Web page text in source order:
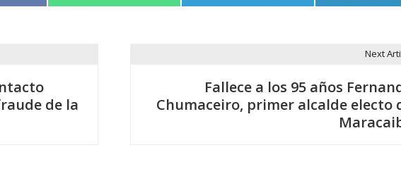
de la
Next
Fallece a los 95 años
Chumaceiro, primer alcalde electo